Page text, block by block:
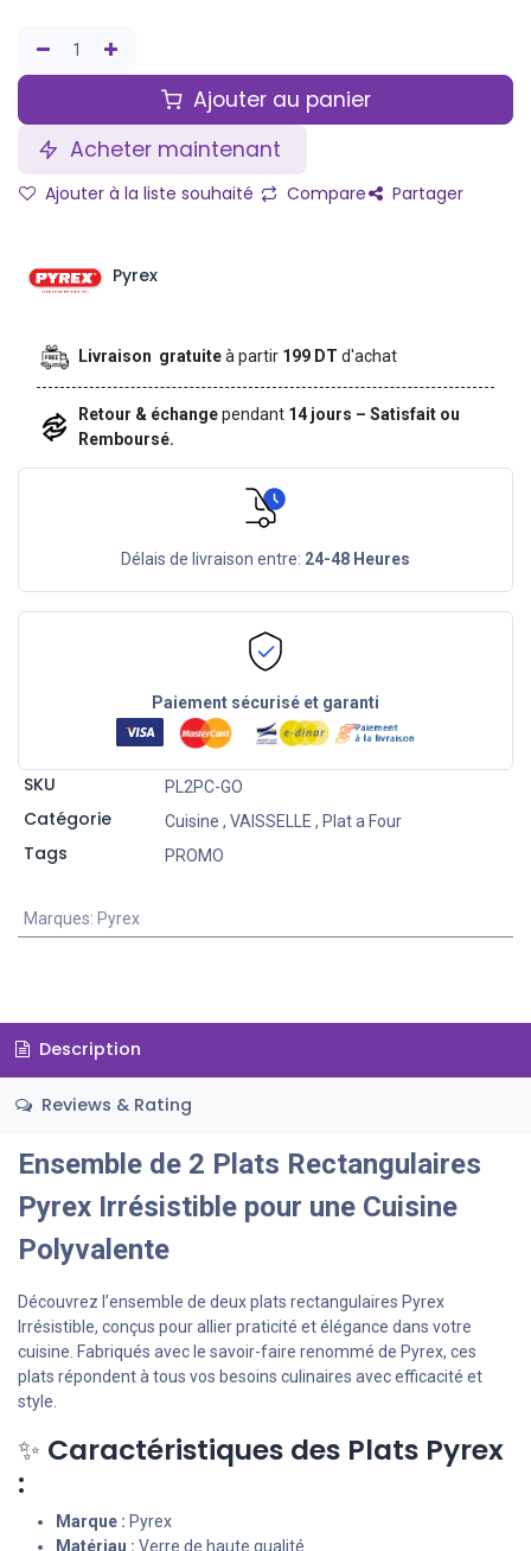
Ajouter au panier
Acheter maintenant
Ajouter à la liste souhaité Compare Partager
Pyrex
Livraison gratuiteà partir 199 DTd'achat
Retour & échangependant 14 jours – Satisfait ou
Remboursé.
Délais de livraison entre: 24-48 Heures
Paiement sécurisé et garanti
SKU PL2PC-GO
Catégorie Cuisine , VAISSELLE , Plat a Four
Tags PROMO
Marques: Pyrex
Description
Reviews & Rating
Ensemble de 2 Plats Rectangulaires
Pyrex Irrésistible pour une Cuisine
Polyvalente
Découvrez l’ensemble de deux plats rectangulaires Pyrex
Irrésistible, conçus pour allier praticité et élégance dans votre
cuisine. Fabriqués avec le savoir-faire renommé de Pyrex, ces
plats répondent à tous vos besoins culinaires avec efficacité et
style.
✨ Caractéristiques des Plats Pyrex
:
Marque : Pyrex
Matériau : Verre de haute qualité